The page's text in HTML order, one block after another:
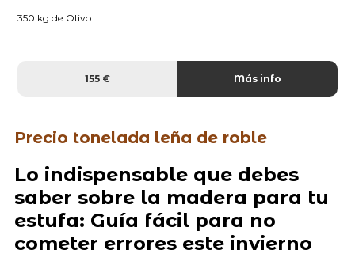
350 kg de Olivo...
155 € Más info
Precio tonelada leña de roble
Lo indispensable que debes
saber sobre la madera para tu
estufa: Guía fácil para no
cometer errores este invierno